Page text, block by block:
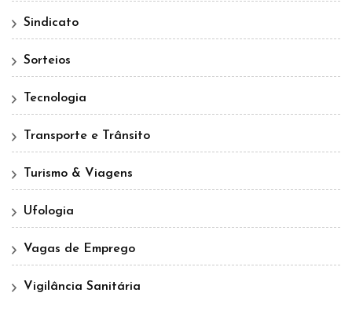
Sindicato
Sorteios
Tecnologia
Transporte e Trânsito
Turismo & Viagens
Ufologia
Vagas de Emprego
Vigilância Sanitária